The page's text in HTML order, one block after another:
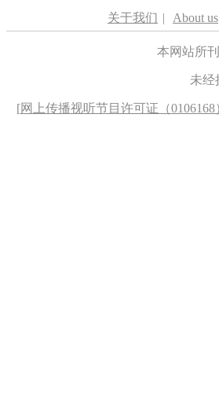
关于我们 | About us
本网站所
未经
[网上传播视听节目许可证（0106168